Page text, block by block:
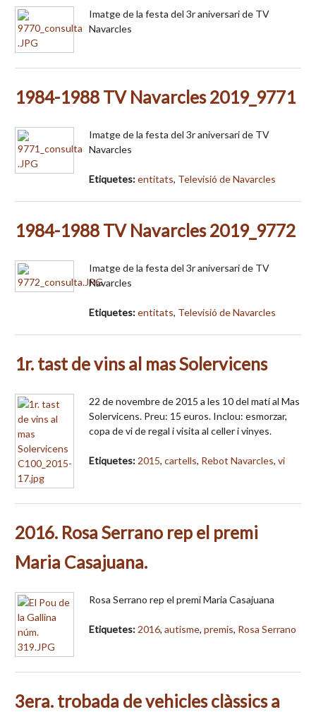
Imatge de la festa del 3r aniversari de TV
Navarcles
1984-1988 TV Navarcles 2019_9771
Imatge de la festa del 3r aniversari de TV
Navarcles
Etiquetes:entitats, Televisió de Navarcles
1984-1988 TV Navarcles 2019_9772
Imatge de la festa del 3r aniversari de TV
Navarcles
Etiquetes:entitats, Televisió de Navarcles
1r. tast de vins al mas Solervicens
22 de novembre de 2015 a les 10 del matí al Mas
Solervicens. Preu: 15 euros. Inclou: esmorzar,
copa de vi de regal i visita al celler i vinyes.
Etiquetes: 2015, cartells, Rebot Navarcles, vi
2016. Rosa Serrano rep el premi
Maria Casajuana.
Rosa Serrano rep el premi Maria Casajuana
Etiquetes: 2016, autisme, premis, Rosa Serrano
3era. trobada de vehicles clàssics a